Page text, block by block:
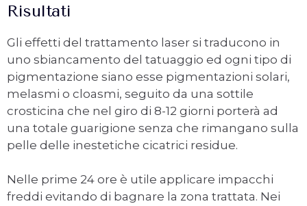
Risultati
Gli effetti del trattamento laser si traducono in
uno sbiancamento del tatuaggio ed ogni tipo di
pigmentazione siano esse pigmentazioni solari,
melasmi o cloasmi, seguito da una sottile
crosticina che nel giro di 8-12 giorni porterà ad
una totale guarigione senza che rimangano sulla
pelle delle inestetiche cicatrici residue.
Nelle prime 24 ore è utile applicare impacchi
freddi evitando di bagnare la zona trattata. Nei